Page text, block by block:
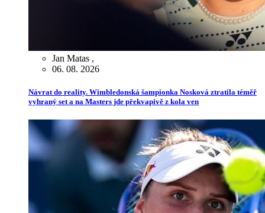
Jan Matas ,
06. 08. 2026
Návrat do reality. Wimbledonská šampionka Nosková ztratila téměř
vyhraný set a na Masters jde překvapivě z kola ven